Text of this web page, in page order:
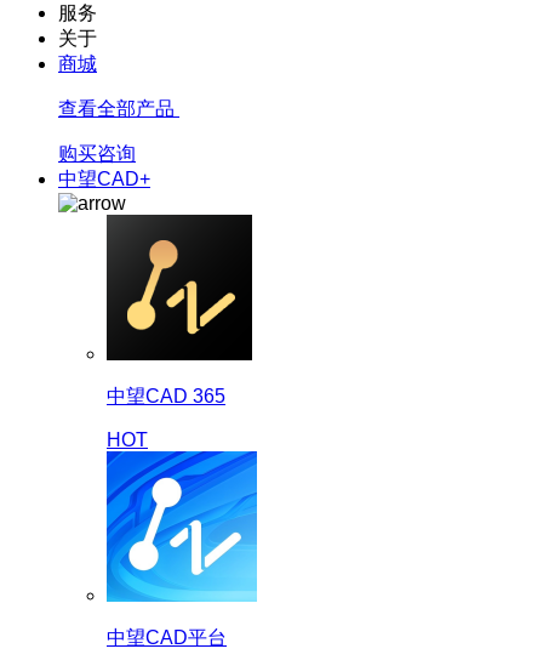
服务
关于
商城
查看全部产品
购买咨询
中望CAD+
中望CAD 365
HOT
中望CAD平台